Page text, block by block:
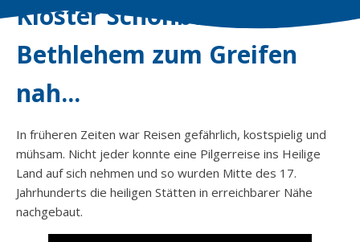
Kloster Schönbühel:
Bethlehem zum Greifen
nah...
In früheren Zeiten war Reisen gefährlich, kostspielig und
mühsam. Nicht jeder konnte eine Pilgerreise ins Heilige
Land auf sich nehmen und so wurden Mitte des 17.
Jahrhunderts die heiligen Stätten in erreichbarer Nähe
nachgebaut.